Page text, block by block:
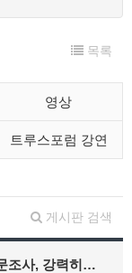
목록
영상
트루스포럼 강연
게시판 검색
조사, 강력히…